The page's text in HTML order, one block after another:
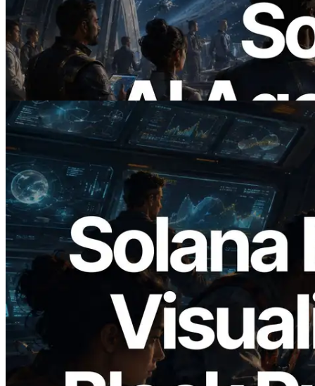
ERPC x402 destekli Solana RPC'yi
yayınladı — AI agent'ların ihtiyaç
duydukları API'ler için anında ödeme
yaptığı dönem
Bu makaleyi oku
2026.05.24
Validators Solutions, Solana Block
Analyzer'ı Yayınladı — Slot Başına Blok
Üretim Süresi ve Görevli Doğrulayıcı
Görselleştirmesi
Bu makaleyi oku